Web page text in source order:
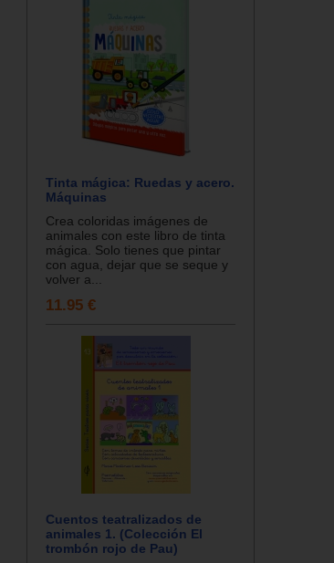
Tinta mágica: Ruedas y acero.
Máquinas
Crea coloridas imágenes de
animales con este libro de tinta
mágica. Solo tienes que pintar
con agua, dejar que se seque y
volver a...
11.95 €
Cuentos teatralizados de
animales 1. (Colección El
trombón rojo de Pau)